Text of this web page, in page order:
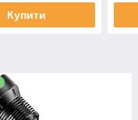
Купити